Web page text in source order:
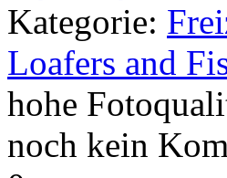
Kategorie:
Loafers and
hohe
noch kein